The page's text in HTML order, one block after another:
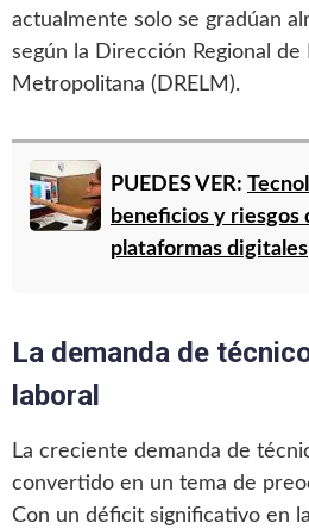
actualmente solo se gradúan
según la Dirección Regional de
Metropolitana (DRELM).
PUEDES VER:
beneficios y riesgos
plataformas digitales
La demanda de
laboral
La creciente demanda de
convertido en un tema de
Con un déficit significativo en